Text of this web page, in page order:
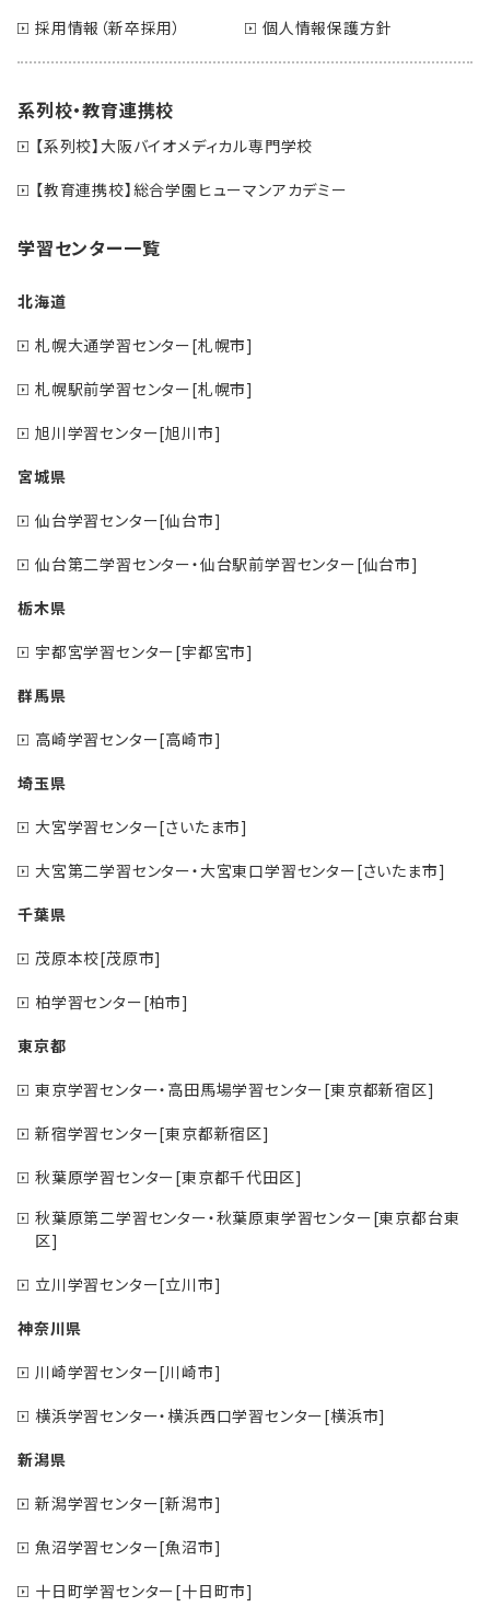
採用情報（新卒採用） 個人情報保護方針
系列校・教育連携校
【系列校】大阪バイオメディカル専門学校
【教育連携校】総合学園ヒューマンアカデミー
学習センター一覧
北海道
札幌大通学習センター[札幌市]
札幌駅前学習センター[札幌市]
旭川学習センター[旭川市]
宮城県
仙台学習センター[仙台市]
仙台第二学習センター・仙台駅前学習センター[仙台市]
栃木県
宇都宮学習センター[宇都宮市]
群馬県
高崎学習センター[高崎市]
埼玉県
大宮学習センター[さいたま市]
大宮第二学習センター・大宮東口学習センター[さいたま市]
千葉県
茂原本校[茂原市]
柏学習センター[柏市]
東京都
東京学習センター・高田馬場学習センター[東京都新宿区]
新宿学習センター[東京都新宿区]
秋葉原学習センター[東京都千代田区]
秋葉原第二学習センター・秋葉原東学習センター[東京都台東
区]
立川学習センター[立川市]
神奈川県
川崎学習センター[川崎市]
横浜学習センター・横浜西口学習センター[横浜市]
新潟県
新潟学習センター[新潟市]
魚沼学習センター[魚沼市]
十日町学習センター[十日町市]